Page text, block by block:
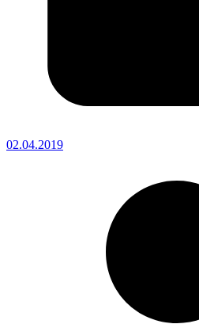
02.04.2019